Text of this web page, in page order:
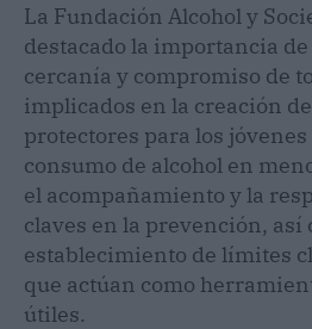
La Fundación Alcohol y
destacado la importancia
cercanía y compromiso de
implicados en la creación
protectores para los
consumo de alcohol en
el acompañamiento y la
claves en la prevención, así
establecimiento de límites
que actúan como
útiles.